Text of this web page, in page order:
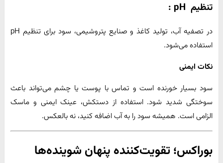
تنظیم pH
:
در تصفیه آب، تولید کاغذ و صنایع پتروشیمی، سود برای تنظیم pH
استفاده می‌شود.
نکات ایمنی
سود بسیار خورنده است و تماس با پوست یا چشم می‌تواند باعث
سوختگی شدید شود. استفاده از دستکش، عینک ایمنی و ماسک
الزامی است. همیشه سود را به آب اضافه کنید، نه بالعکس.
بوراکس؛ تقویت‌کننده پنهان شوینده‌ها